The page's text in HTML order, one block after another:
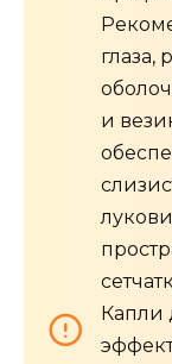
глаза,
и
Капли